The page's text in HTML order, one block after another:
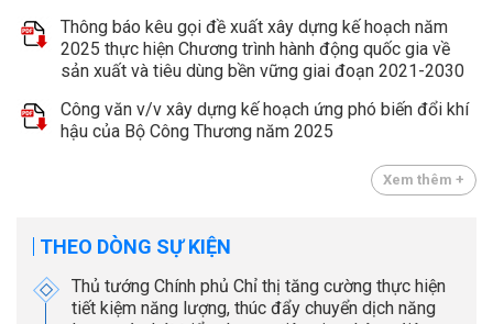
Thông báo kêu gọi đề xuất xây dựng kế hoạch năm
2025 thực hiện Chương trình hành động quốc gia về
sản xuất và tiêu dùng bền vững giai đoạn 2021-2030
Công văn v/v xây dựng kế hoạch ứng phó biến đổi khí
hậu của Bộ Công Thương năm 2025
Xem thêm +
THEO DÒNG SỰ KIỆN
Thủ tướng Chính phủ Chỉ thị tăng cường thực hiện
tiết kiệm năng lượng, thúc đẩy chuyển dịch năng